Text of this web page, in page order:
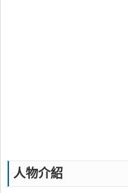
人物介紹